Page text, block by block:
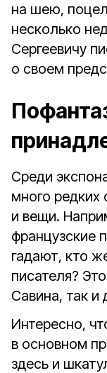
на шею,
несколько
Сергеевичу
о своем
Среди
много редких
и вещи.
французские
гадают, кто
писателя?
Савина, так и
Интересно,
в основном
здесь и